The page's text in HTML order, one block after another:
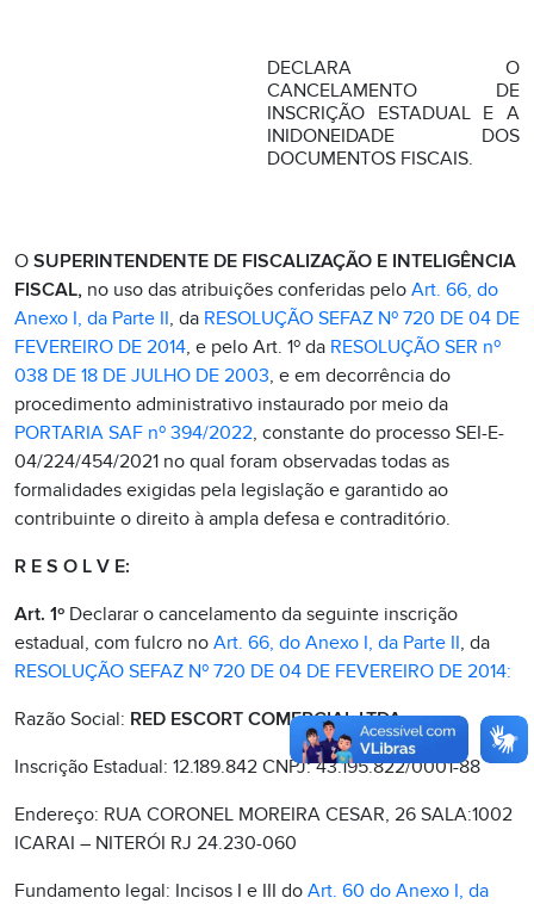
DECLARA O
CANCELAMENTO DE
INSCRIÇÃO ESTADUAL E A
INIDONEIDADE DOS
DOCUMENTOS FISCAIS.
O SUPERINTENDENTE DE FISCALIZAÇÃO E INTELIGÊNCIA
FISCAL, no uso das atribuições conferidas pelo Art. 66, do
Anexo I, da Parte II, da RESOLUÇÃO SEFAZ Nº 720 DE 04 DE
FEVEREIRO DE 2014, e pelo Art. 1º da RESOLUÇÃO SER nº
038 DE 18 DE JULHO DE 2003, e em decorrência do
procedimento administrativo instaurado por meio da
PORTARIA SAF nº 394/2022, constante do processo SEI-E-
04/224/454/2021 no qual foram observadas todas as
formalidades exigidas pela legislação e garantido ao
contribuinte o direito à ampla defesa e contraditório.
R E S O L V E:
Art. 1º Declarar o cancelamento da seguinte inscrição
estadual, com fulcro no Art. 66, do Anexo I, da Parte II, da
RESOLUÇÃO SEFAZ Nº 720 DE 04 DE FEVEREIRO DE 2014:
Razão Social: RED ESCORT COMERCIAL LTDA
Inscrição Estadual: 12.189.842 CNPJ: 43.195.822/0001-88
Endereço: RUA CORONEL MOREIRA CESAR, 26 SALA:1002
ICARAI – NITERÓI RJ 24.230-060
Fundamento legal: Incisos I e III do Art. 60 do Anexo I, da